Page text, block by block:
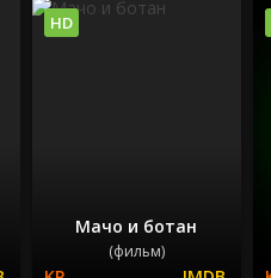
Мачо и ботан
(фильм)
HD